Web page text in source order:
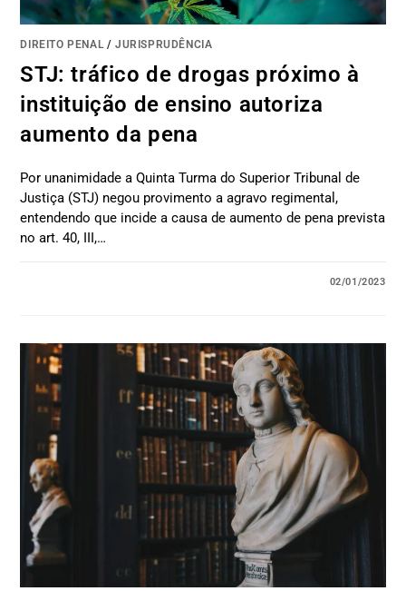
DIREITO PENAL/JURISPRUDÊNCIA
STJ: tráfico de drogas próximo à
instituição de ensino autoriza
aumento da pena
Por unanimidade a Quinta Turma do Superior Tribunal de
Justiça (STJ) negou provimento a agravo regimental,
entendendo que incide a causa de aumento de pena prevista
no art. 40, III,…
02/01/2023